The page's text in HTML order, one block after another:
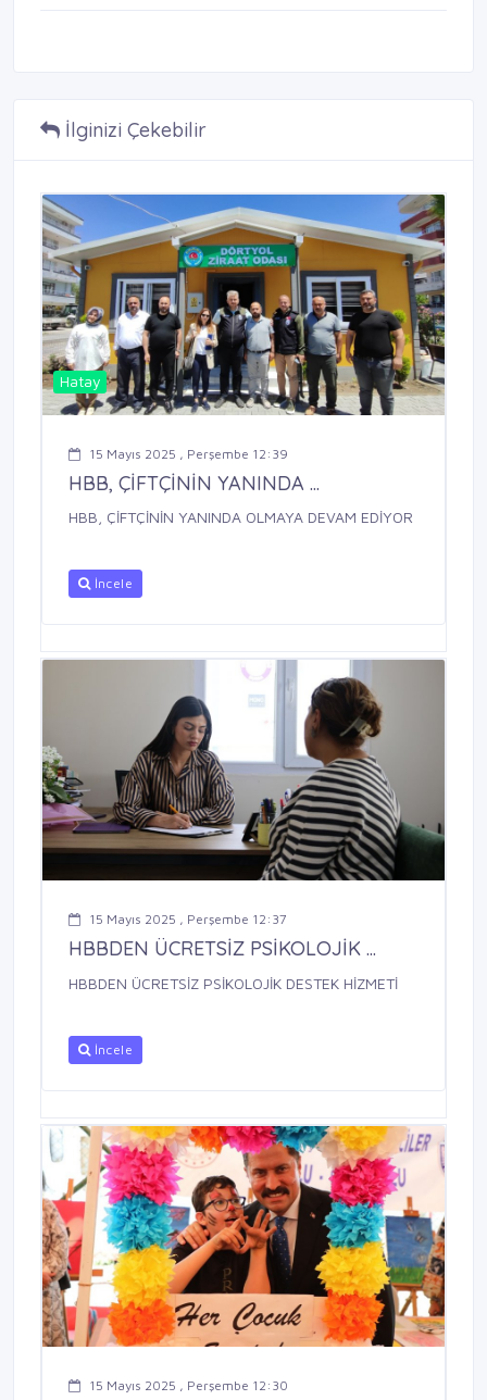
İlginizi Çekebilir
Hatay
15 Mayıs 2025 , Perşembe 12:39
HBB, ÇİFTÇİNİN YANINDA ...
HBB, ÇİFTÇİNİN YANINDA OLMAYA DEVAM EDİYOR
İncele
15 Mayıs 2025 , Perşembe 12:37
HBBDEN ÜCRETSİZ PSİKOLOJİK ...
HBBDEN ÜCRETSİZ PSİKOLOJİK DESTEK HİZMETİ
İncele
15 Mayıs 2025 , Perşembe 12:30